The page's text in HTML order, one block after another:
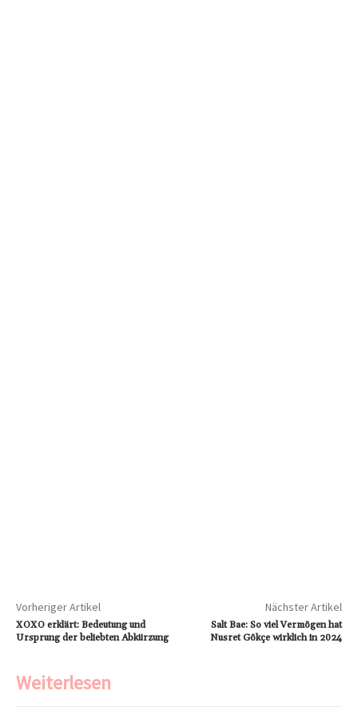
Vorheriger Artikel
XOXO erklärt: Bedeutung und
Ursprung der beliebten Abkürzung
Nächster Artikel
Salt Bae: So viel Vermögen hat
Nusret Gökçe wirklich in 2024
Weiterlesen